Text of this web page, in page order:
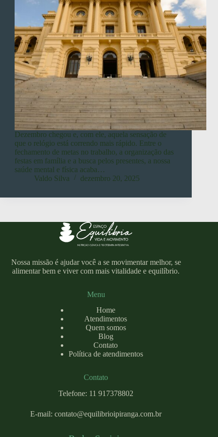
Dezembro chegou e, com ele, aquela sensação de
que o relógio está correndo mais rápido. Entre o
fechamento de metas no trabalho, a organização das
festas em família e a busca pelos presentes, a nossa
saúde mental e física acaba…
Valdo Silva
dezembro 20, 2025
Nossa missão é ajudar você a se movimentar melhor, se
alimentar bem e viver com mais vitalidade e equilíbrio.
Menu
Home
Atendimentos
Quem somos
Blog
Contato
Política de atendimentos
Contato
Telefone: 11 917378802
E-mail:contato@equilibrioipiranga.com.br